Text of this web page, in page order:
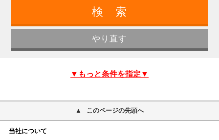
▼もっと条件を指定▼
このページの先頭へ
当社について